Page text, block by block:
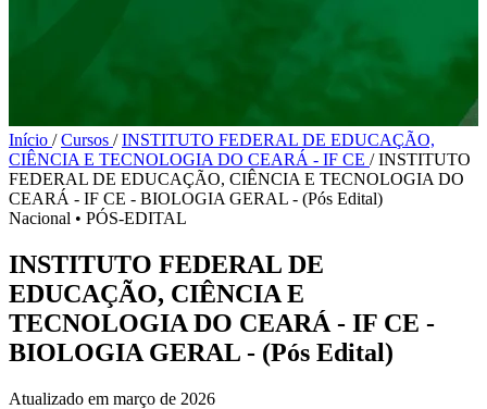
Início / Cursos / INSTITUTO FEDERAL DE EDUCAÇÃO,
CIÊNCIA E TECNOLOGIA DO CEARÁ - IF CE / INSTITUTO
FEDERAL DE EDUCAÇÃO, CIÊNCIA E TECNOLOGIA DO
CEARÁ - IF CE - BIOLOGIA GERAL - (Pós Edital)
Nacional • PÓS-EDITAL
INSTITUTO FEDERAL DE
EDUCAÇÃO, CIÊNCIA E
TECNOLOGIA DO CEARÁ - IF CE -
BIOLOGIA GERAL - (Pós Edital)
Atualizado em março de 2026